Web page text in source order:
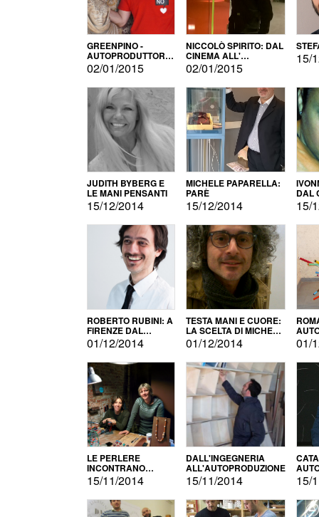
GREENPINO -
AUTOPRODUTTORE
PER AMORE
02/01/2015
NICCOLÒ SPIRITO: DAL
CINEMA ALL'
AUTOPRODUZIONE
02/01/2015
15/
JUDITH BYBERG E
LE MANI PENSANTI
15/12/2014
MICHELE PAPARELLA:
PARÈ
15/12/2014
DAL
15/
ROBERTO RUBINI: A
FIRENZE DAL
PRODOTTO ALLA
PROMOZIONE
01/12/2014
TESTA MANI E CUORE:
LA SCELTA DI MICHELE
BARBERIO
01/12/2014 01/
LE PERLERE
INCONTRANO
L'AUTOPRODUZIONE
15/11/2014
DALL'INGEGNERIA
ALL'AUTOPRODUZIONE
15/11/2014 15/